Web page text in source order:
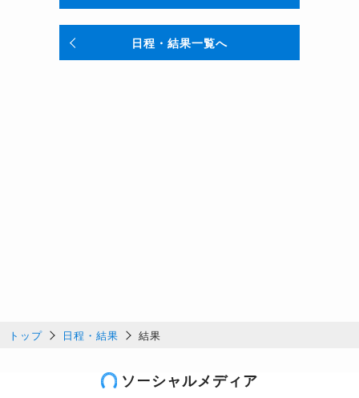
日程・結果一覧へ
トップ 日程・結果 結果
ソーシャルメディア